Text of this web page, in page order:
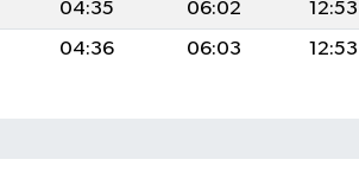
04:35 06:02 12:53
04:36 06:03 12:53